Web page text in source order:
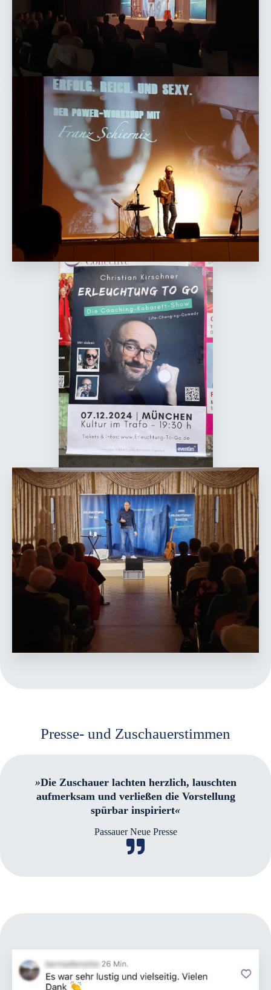
Presse- und Zuschauerstimmen
»Die Zuschauer lachten herzlich, lauschten
aufmerksam und verließen die Vorstellung
spürbar inspiriert«
Passauer Neue Presse